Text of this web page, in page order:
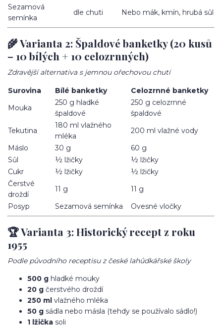
Sezamová
semínka
dle chuti Nebo mák, kmín, hrubá sůl
🌾 Varianta 2: Špaldové banketky (20 kusů
– 10 bílých + 10 celozrnných)
Zdravější alternativa s jemnou ořechovou chutí
Surovina Bílé banketky
Celozrnné banketky
Mouka
250 g hladké
špaldové
250 g celozrnné
špaldové
Tekutina
180 ml vlažného
mléka
200 ml vlažné vody
Máslo
30 g
60 g
Sůl
½ lžičky
½ lžičky
Cukr
½ lžičky
½ lžičky
Čerstvé
droždí
11 g
11 g
Posyp
Sezamová semínka Ovesné vločky
🏆 Varianta 3: Historický recept z roku
1955
Podle původního receptisu z české lahůdkářské školy
500 g hladké mouky
20 g čerstvého droždí
250 ml vlažného mléka
50 g sádla nebo másla (tehdy se používalo sádlo!)
1 lžička soli